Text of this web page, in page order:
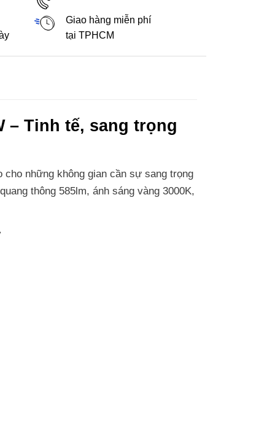
Giao hàng miễn phí
tại TPHCM
– Tinh tế, sang trọng
những không gian cần sự sang trọng
thông 585lm, ánh sáng vàng 3000K,